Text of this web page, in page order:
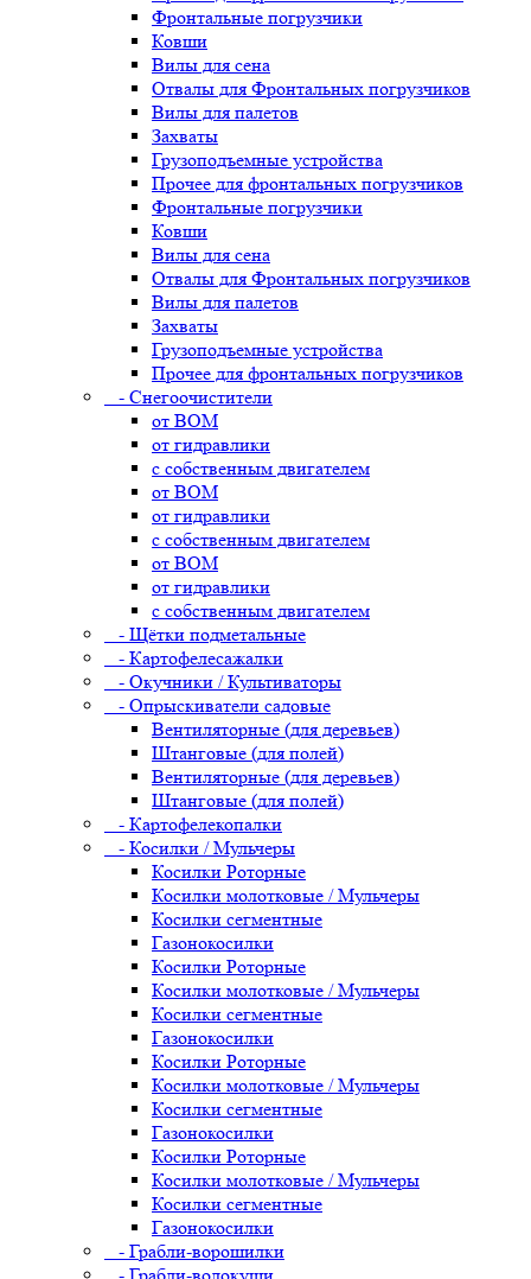
Фронтальные погрузчики
Ковши
Вилы для сена
Отвалы для Фронтальных погрузчиков
Вилы для палетов
Захваты
Грузоподъемные устройства
Прочее для фронтальных погрузчиков
Фронтальные погрузчики
Ковши
Вилы для сена
Отвалы для Фронтальных погрузчиков
Вилы для палетов
Захваты
Грузоподъемные устройства
Прочее для фронтальных погрузчиков
- Снегоочистители
от ВОМ
от гидравлики
с собственным двигателем
от ВОМ
от гидравлики
с собственным двигателем
от ВОМ
от гидравлики
с собственным двигателем
- Щётки подметальные
- Картофелесажалки
- Окучники / Культиваторы
- Опрыскиватели садовые
Вентиляторные (для деревьев)
Штанговые (для полей)
Вентиляторные (для деревьев)
Штанговые (для полей)
- Картофелекопалки
- Косилки / Мульчеры
Косилки Роторные
Косилки молотковые / Мульчеры
Косилки сегментные
Газонокосилки
Косилки Роторные
Косилки молотковые / Мульчеры
Косилки сегментные
Газонокосилки
Косилки Роторные
Косилки молотковые / Мульчеры
Косилки сегментные
Газонокосилки
Косилки Роторные
Косилки молотковые / Мульчеры
Косилки сегментные
Газонокосилки
- Грабли-ворошилки